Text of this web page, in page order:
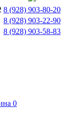
8 (928) 903-80-20
8 (928) 903-22-90
8 (928) 903-58-83
0